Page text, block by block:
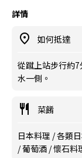
詳情
如何抵達
從蹴上站步行約
水一側。
菜餚
日本料理 / 各類
/ 葡萄酒 / 懷石料